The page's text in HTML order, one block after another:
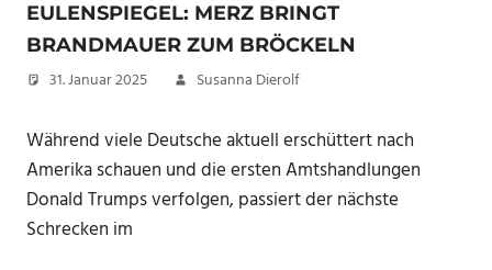
EULENSPIEGEL: MERZ BRINGT
BRANDMAUER ZUM BRÖCKELN
31. Januar 2025 Susanna Dierolf
Während viele Deutsche aktuell erschüttert nach
Amerika schauen und die ersten Amtshandlungen
Donald Trumps verfolgen, passiert der nächste
Schrecken im